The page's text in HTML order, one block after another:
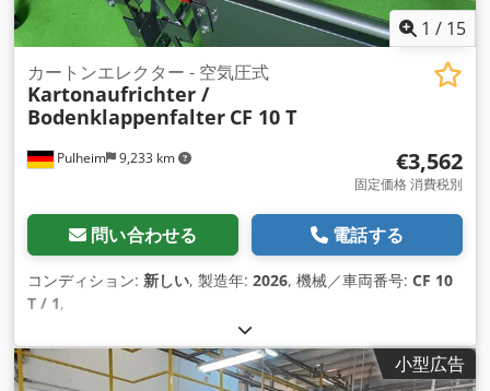
1 / 15
Pulheim 9,233 km
カートンエレクター - 空気圧式
Kartonaufrichter /
Bodenklappenfalter CF 10 T
€3,562
固定価格 消費税別
問い合わせる 電話する
コンディション: 新しい, 製造年: 2026, 機械／車両番号: CF 10
T / 1,
小型広告